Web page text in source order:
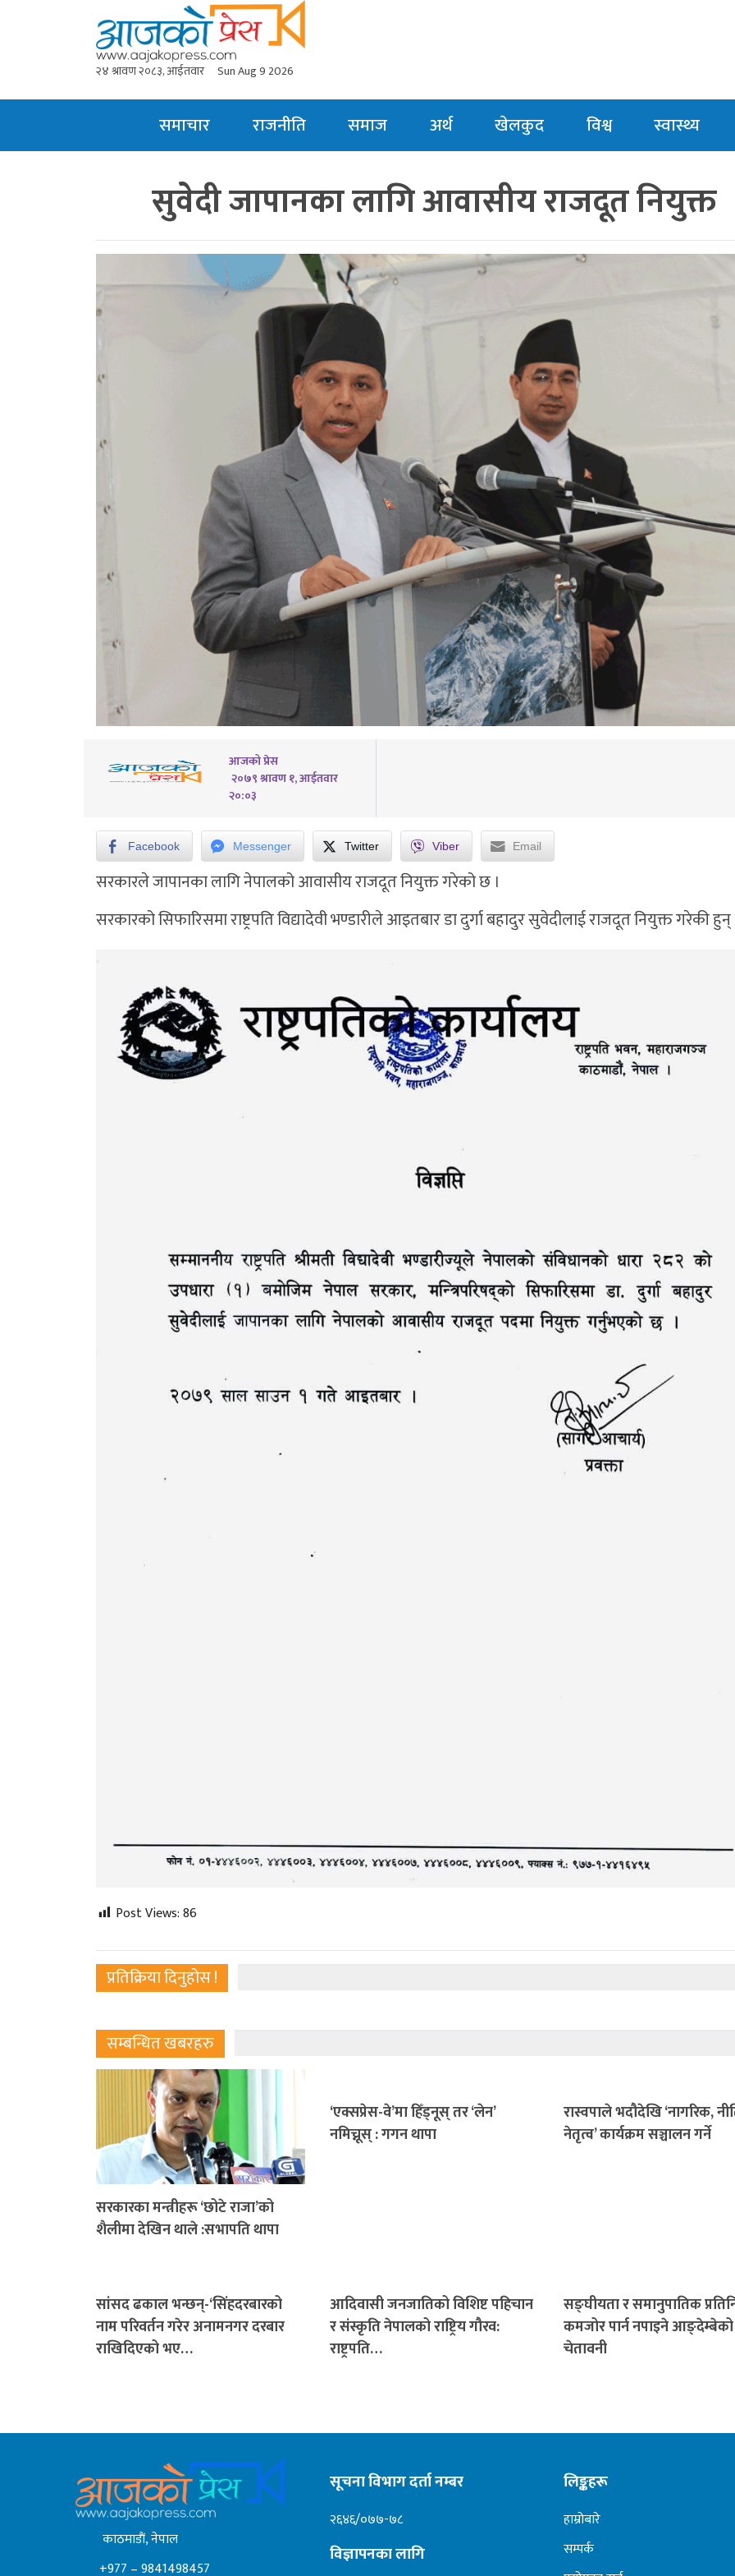
२४ श्रावण २०८३, आईतवार Sun Aug 9 2026
समाचार राजनीति समाज अर्थ खेलकुद विश्व स्वास्थ्य
सुवेदी जापानका लागि आवासीय राजदूत नियुक्त
आजको प्रेस
२०७९ श्रावण १, आईतवार
२०:०३
Facebook Messenger Twitter Viber Email
सरकारले जापानका लागि नेपालको आवासीय राजदूत नियुक्त गरेको छ ।
सरकारको सिफारिसमा राष्ट्रपति विद्यादेवी भण्डारीले आइतबार डा दुर्गा बहादुर सुवेदीलाई राजदूत नियुक्त गरेकी हुन्
Post Views:86
प्रतिक्रिया दिनुहोस !
सम्बन्धित खबरहरु
सरकारका मन्त्रीहरू ‘छोटे राजा’को
शैलीमा देखिन थाले :सभापति थापा
‘एक्सप्रेस-वे’मा हिँड्नूस् तर ‘लेन’
नमिच्नूस् : गगन थापा
रास्वपाले भदौदेखि ‘नागरिक,
नेतृत्व’ कार्यक्रम सञ्चालन गर्ने
सांसद ढकाल भन्छन्-‘सिंहदरबारको
नाम परिवर्तन गरेर अनामनगर दरबार
राखिदिएको भए…
आदिवासी जनजातिको विशिष्ट पहिचान
र संस्कृति नेपालको राष्ट्रिय गौरव:
राष्ट्रपति…
सङ्घीयता र समानुपातिक
कमजोर पार्न नपाइने आङ्देम्बेको
चेतावनी
काठमाडाैं, नेपाल
+977 – 9841498457
सूचना विभाग दर्ता नम्बर
२६४६/०७७-७८
विज्ञापनका लागि
लिङ्कहरू
हाम्रोबारे
सम्पर्क